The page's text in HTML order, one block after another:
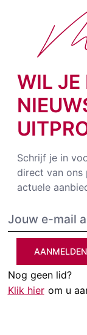
WIL JE
Schrijf je in
direct van ons
actuele
AANMELDEN
Nog geen lid?
Klik hier om u